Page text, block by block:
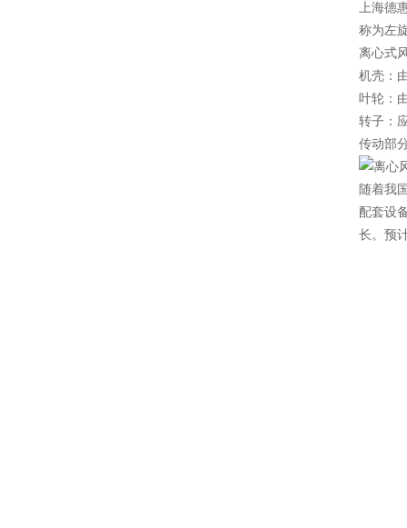
上海德
称为左
离心式
机壳：
叶轮：
转子：
传动部
随着我
配套设
长。预